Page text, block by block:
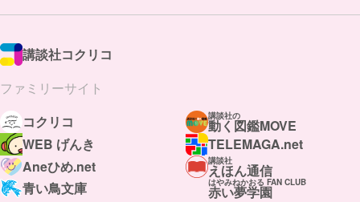
講談社コクリコ
ファミリーサイト
コクリコ
講談社の
動く図鑑MOVE
WEB げんき
TELEMAGA.net
Aneひめ.net
講談社
えほん通信
青い鳥文庫
はやみねかおる FAN CLUB
赤い夢学園